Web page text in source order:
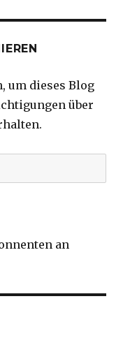
um dieses Blog
über
an